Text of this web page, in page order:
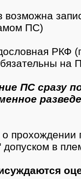
возможна
ПС)
РКФ
на
ПС сразу
в